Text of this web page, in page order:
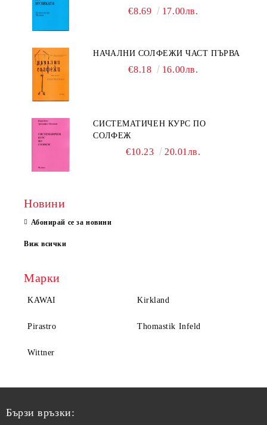
€8.69 17.00лв.
НАЧАЛНИ СОЛФЕЖИ ЧАСТ ПЪРВА
€8.18 16.00лв.
СИСТЕМАТИЧЕН КУРС ПО
СОЛФЕЖ
€10.23 20.01лв.
Новини
Абонирай се за новини
Виж всички
Марки
KAWAI Kirkland
Pirastro Thomastik Infeld
Wittner
Бързи връзки: